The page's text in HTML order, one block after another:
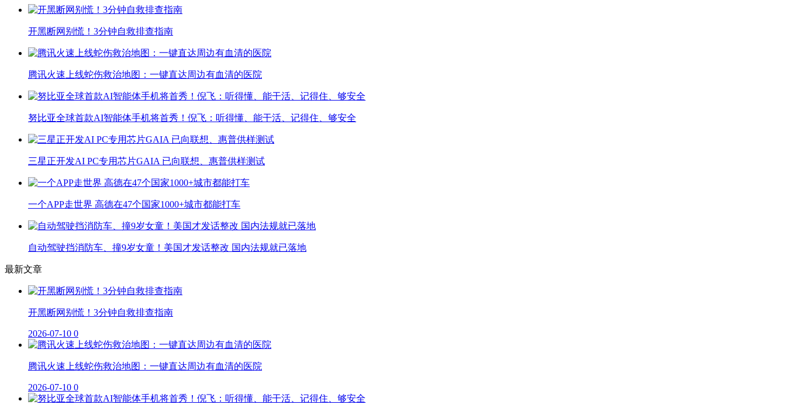
开黑断网别慌！3分钟自救排查指南
腾讯火速上线蛇伤救治地图：一键直达周边有血清的医院
努比亚全球首款AI智能体手机将首秀！倪飞：听得懂、能干活、记得住、够安全
三星正开发AI PC专用芯片GAIA 已向联想、惠普供样测试
一个APP走世界 高德在47个国家1000+城市都能打车
自动驾驶挡消防车、撞9岁女童！美国才发话整改 国内法规就已落地
最新文章
开黑断网别慌！3分钟自救排查指南
2026-07-10 0
腾讯火速上线蛇伤救治地图：一键直达周边有血清的医院
2026-07-10 0